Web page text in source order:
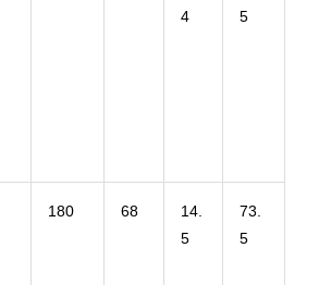
4
5
180 68
14.
5
73.
5